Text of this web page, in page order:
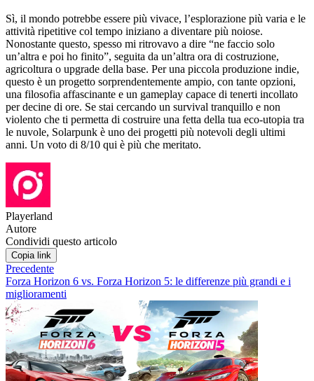
Sì, il mondo potrebbe essere più vivace, l’esplorazione più varia e le
attività ripetitive col tempo iniziano a diventare più noiose.
Nonostante questo, spesso mi ritrovavo a dire “ne faccio solo
un’altra e poi ho finito”, seguita da un’altra ora di costruzione,
agricoltura o upgrade della base. Per una piccola produzione indie,
questo è un progetto sorprendentemente ampio, con tante opzioni,
una filosofia affascinante e un gameplay capace di tenerti incollato
per decine di ore. Se stai cercando un survival tranquillo e non
violento che ti permetta di costruire una fetta della tua eco-utopia tra
le nuvole, Solarpunk è uno dei progetti più notevoli degli ultimi
anni. Un voto di 8/10 qui è più che meritato.
Playerland
Autore
Condividi questo articolo
Copia link
Precedente
Forza Horizon 6 vs. Forza Horizon 5: le differenze più grandi e i
miglioramenti